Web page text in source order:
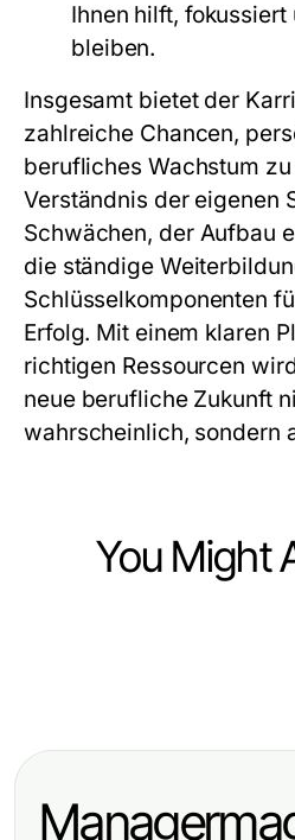
Ihnen hilft,
bleiben.
Insgesamt bietet der
zahlreiche Chancen,
berufliches Wachstum
Verständnis der eigenen
Schwächen, der Aufbau
die ständige
Schlüsselkomponenten
Erfolg. Mit einem klaren
richtigen Ressourcen
neue berufliche Zukunft
wahrscheinlich, sondern
You Might
Rekrutierung für
Headhunter
Ingenieure